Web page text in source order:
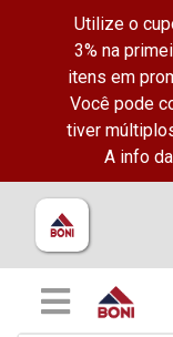
Utilize o
3% na
itens em
Você pode
tiver
A info